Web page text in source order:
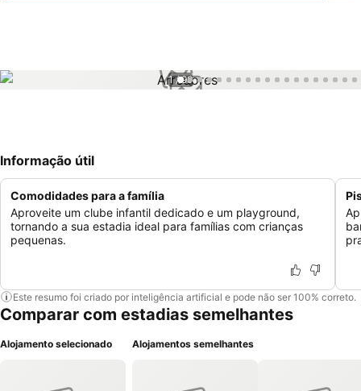
1 / 99
Informação útil
Comodidades para a família
Aproveite um clube infantil dedicado e um playground,
tornando a sua estadia ideal para famílias com crianças
pequenas.
Este resumo foi criado por inteligência artificial e pode não ser 100% correto.
Comparar com estadias semelhantes
Alojamento selecionado Alojamentos semelhantes